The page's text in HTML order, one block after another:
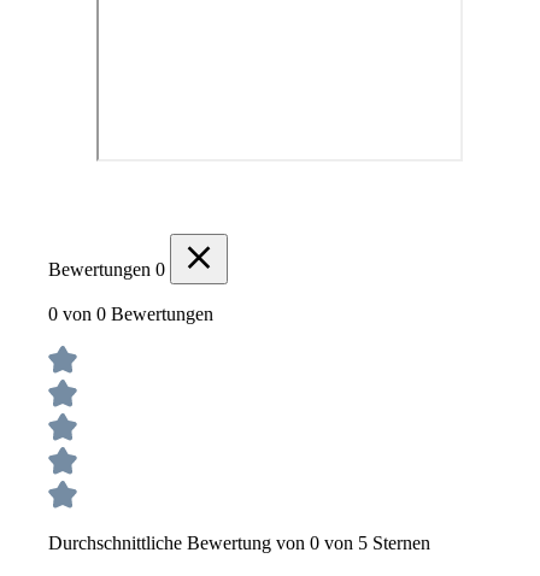
Bewertungen 0
0 von 0 Bewertungen
Durchschnittliche Bewertung von 0 von 5 Sternen